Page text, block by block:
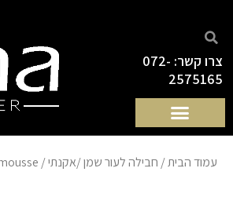
צרו קשר: 072-
2575165
עמוד הבית/ חבילה לעור שמן /אקנתי/ purifying mousse